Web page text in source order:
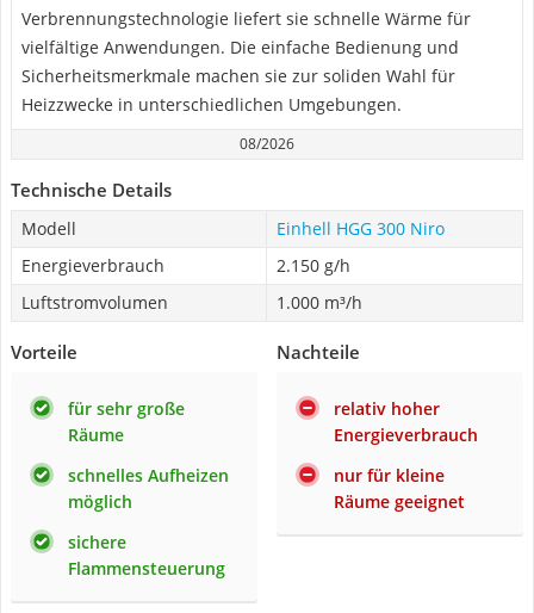
Verbrennungstechnologie liefert sie schnelle Wärme für
vielfältige Anwendungen. Die einfache Bedienung und
Sicherheitsmerkmale machen sie zur soliden Wahl für
Heizzwecke in unterschiedlichen Umgebungen.
08/2026
Technische Details
Modell
Einhell HGG 300 Niro
Energieverbrauch
2.150 g/h
Luftstromvolumen
1.000 m³/h
Vorteile
für sehr große
Räume
schnelles Aufheizen
möglich
sichere
Flammensteuerung
Nachteile
relativ hoher
Energieverbrauch
nur für kleine
Räume geeignet